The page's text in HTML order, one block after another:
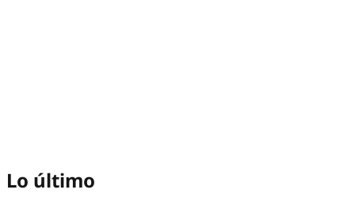
Lo último